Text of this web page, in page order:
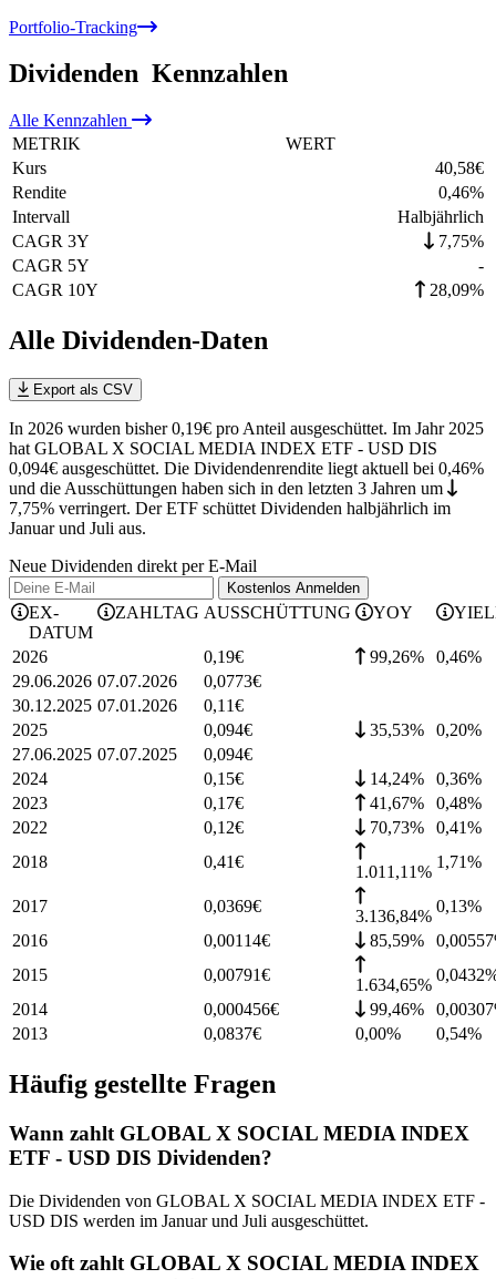
Portfolio-Tracking
Dividenden Kennzahlen
Alle Kennzahlen
METRIK
WERT
Kurs
40,58€
Rendite
0,46%
Intervall
Halbjährlich
CAGR 3Y
7,75%
CAGR 5Y
-
CAGR 10Y
28,09%
Alle Dividenden-Daten
Export als CSV
In 2026 wurden bisher 0,19€ pro Anteil ausgeschüttet. Im Jahr 2025
hat GLOBAL X SOCIAL MEDIA INDEX ETF - USD DIS
0,094€ ausgeschüttet. Die Dividendenrendite liegt aktuell bei 0,46%
und die Ausschüttungen haben sich in den letzten 3 Jahren um
7,75% verringert. Der ETF schüttet Dividenden halbjährlich im
Januar und Juli aus.
Neue Dividenden direkt per E-Mail
Kostenlos Anmelden
EX-
DATUM
ZAHLTAG AUSSCHÜTTUNG YOY
2026 0,19€ 99,26% 0,46%
29.06.2026 07.07.2026 0,0773€
30.12.2025 07.01.2026 0,11€
2025
0,094€ 35,53% 0,20%
27.06.2025 07.07.2025 0,094€
2024
0,15€ 14,24% 0,36%
2023
0,17€ 41,67% 0,48%
2022
0,12€ 70,73% 0,41%
2018
0,41€
1.011,11%
1,71%
2017 0,0369€
3.136,84%
0,13%
2016
0,00114€ 85,59% 0,00557
2015
0,00791€
1.634,65%
0,0432
2014
0,000456€ 99,46% 0,00307
2013
0,0837€ 0,00% 0,54%
Häufig gestellte Fragen
Wann zahlt GLOBAL X SOCIAL MEDIA INDEX
ETF - USD DIS Dividenden?
Die Dividenden von GLOBAL X SOCIAL MEDIA INDEX ETF -
USD DIS werden im Januar und Juli ausgeschüttet.
Wie oft zahlt GLOBAL X SOCIAL MEDIA INDEX